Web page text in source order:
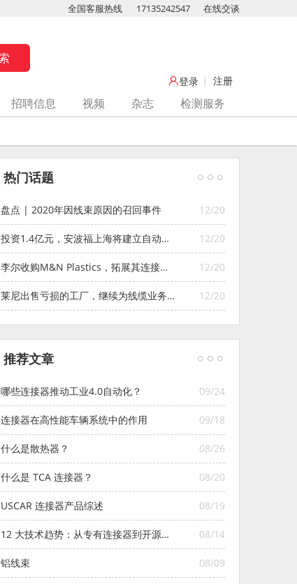
全国客服热线 17135242547 在线交谈
登录 注册
招聘信息 视频 杂志
检测服务
热门话题
12/20
盘点 | 2020年因线束原因的召回事件
12/20
投资1.4亿元，安波福上海将建立自动化
智能仓库
12/20
李尔收购M&N Plastics，拓展其连接器
系统业务
12/20
莱尼出售亏损的工厂，继续为线缆业务
寻找投资者
推荐文章
09/24
哪些连接器推动工业4.0自动化？
09/18
连接器在高性能车辆系统中的作用
08/26
什么是散热器？
08/20
什么是 TCA 连接器？
08/19
USCAR 连接器产品综述
08/14
12 大技术趋势：从专有连接器到开源连
接器的演变
08/09
铝线束